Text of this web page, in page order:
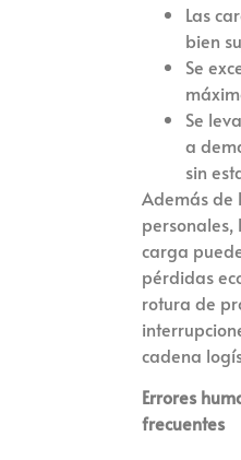
Las
bien
Se
Se
a
sin
Además de
personales,
carga
pérdidas
rotura de
cadena
Errores
frecuentes